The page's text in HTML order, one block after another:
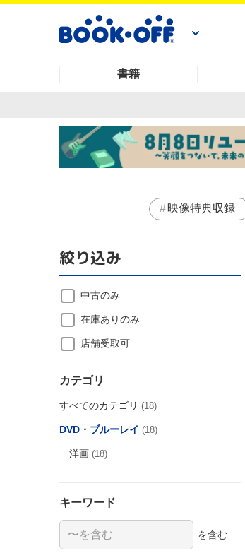
書籍
映像特典収録
絞り込み
中古のみ
在庫ありのみ
店舗受取可
カテゴリ
すべてのカテゴリ (18)
DVD・ブルーレイ (18)
洋画 (18)
キーワード
を含む